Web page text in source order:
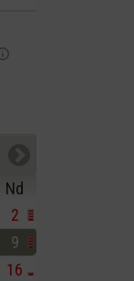
Nd
2
9
16